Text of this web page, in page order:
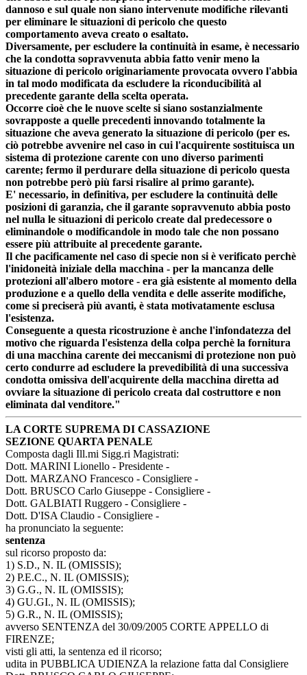
dannoso e sul quale non siano intervenute modifiche rilevanti
per eliminare le situazioni di pericolo che questo
comportamento aveva creato o esaltato.
Diversamente, per escludere la continuità in esame, è necessario
che la condotta sopravvenuta abbia fatto venir meno la
situazione di pericolo originariamente provocata ovvero l'abbia
in tal modo modificata da escludere la riconducibilità al
precedente garante della scelta operata.
Occorre cioè che le nuove scelte si siano sostanzialmente
sovrapposte a quelle precedenti innovando totalmente la
situazione che aveva generato la situazione di pericolo (per es.
ciò potrebbe avvenire nel caso in cui l'acquirente sostituisca un
sistema di protezione carente con uno diverso parimenti
carente; fermo il perdurare della situazione di pericolo questa
non potrebbe però più farsi risalire al primo garante).
E' necessario, in definitiva, per escludere la continuità delle
posizioni di garanzia, che il garante sopravvenuto abbia posto
nel nulla le situazioni di pericolo create dal predecessore o
eliminandole o modificandole in modo tale che non possano
essere più attribuite al precedente garante.
Il che pacificamente nel caso di specie non si è verificato perchè
l'inidoneità iniziale della macchina - per la mancanza delle
protezioni all'albero motore - era già esistente al momento della
produzione e a quello della vendita e delle asserite modifiche,
come si preciserà più avanti, è stata motivatamente esclusa
l'esistenza.
Conseguente a questa ricostruzione è anche l'infondatezza del
motivo che riguarda l'esistenza della colpa perchè la fornitura
di una macchina carente dei meccanismi di protezione non può
certo condurre ad escludere la prevedibilità di una successiva
condotta omissiva dell'acquirente della macchina diretta ad
ovviare la situazione di pericolo creata dal costruttore e non
eliminata dal venditore."
LA CORTE SUPREMA DI CASSAZIONE
SEZIONE QUARTA PENALE
Composta dagli Ill.mi Sigg.ri Magistrati:
Dott. MARINI Lionello - Presidente -
Dott. MARZANO Francesco - Consigliere -
Dott. BRUSCO Carlo Giuseppe - Consigliere -
Dott. GALBIATI Ruggero - Consigliere -
Dott. D'ISA Claudio - Consigliere -
ha pronunciato la seguente:
sentenza
sul ricorso proposto da:
1) S.D., N. IL (OMISSIS);
2) P.E.C., N. IL (OMISSIS);
3) G.G., N. IL (OMISSIS);
4) GU.GI., N. IL (OMISSIS);
5) G.R., N. IL (OMISSIS);
avverso SENTENZA del 30/09/2005 CORTE APPELLO di
FIRENZE;
visti gli atti, la sentenza ed il ricorso;
udita in PUBBLICA UDIENZA la relazione fatta dal Consigliere